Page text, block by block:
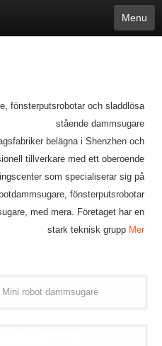
Menu
bāṅlā Norsk
Türkçe
Estonia
Bulgarian
fönsterputsrobotar och sladdlösa
stående dammsugare
belägna i Shenzhen och
tillverkare med ett oberoende
som specialiserar sig på
fönsterputsrobotar
med mera. Företaget har en
stark teknisk grupp Mer
Mini robot dammsugare